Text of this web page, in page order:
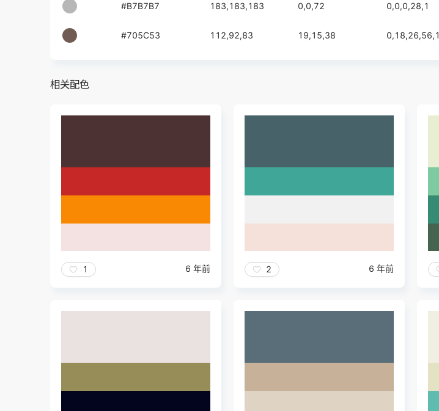
#B7B7B7 183,183,183 0,0,72 0,0,0,28,1
#705C53 112,92,83 19,15,38 0,18,26,56,1
相关配色
1 6 年前 2 6 年前